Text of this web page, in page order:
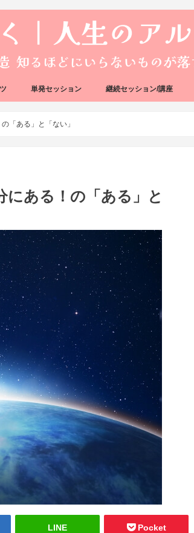
単発セッション 継続セッション/講座
「ある」と「ない」
にある！の「ある」と
LINE Pocket